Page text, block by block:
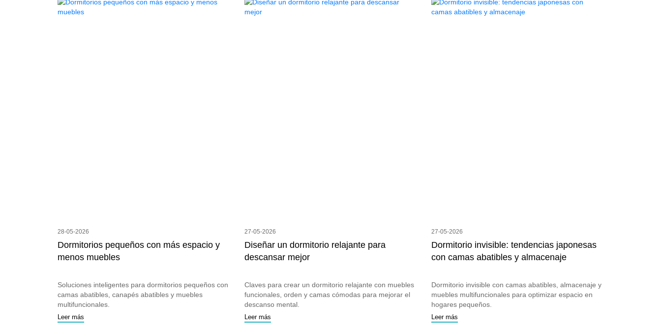
28-05-2026
Dormitorios pequeños con más espacio y
menos muebles
Soluciones inteligentes para dormitorios pequeños con
camas abatibles, canapés abatibles y muebles
multifuncionales.
Leer más
27-05-2026
Diseñar un dormitorio relajante para
descansar mejor
Claves para crear un dormitorio relajante con muebles
funcionales, orden y camas cómodas para mejorar el
descanso mental.
Leer más
27-05-2026
Dormitorio invisible: tendencias japonesas
con camas abatibles y almacenaje
Dormitorio invisible con camas abatibles, almacenaje y
muebles multifuncionales para optimizar espacio en
hogares pequeños.
Leer más